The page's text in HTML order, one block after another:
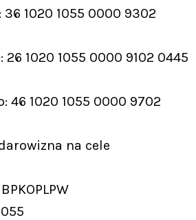
36 1020 1055 0000 9302
26 1020 1055 0000 9102 0445
46 1020 1055 0000 9702
na cele